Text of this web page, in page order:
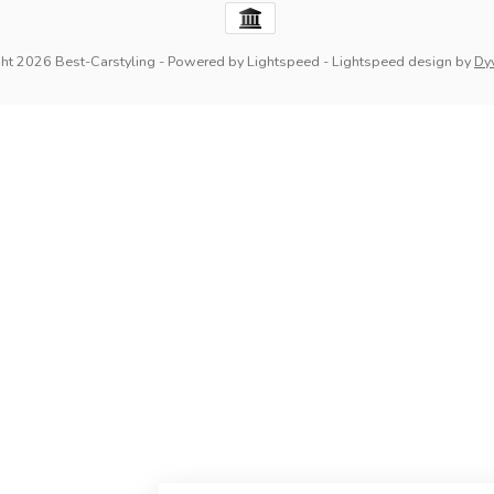
2026 Best-Carstyling - Powered by Lightspeed - Lightspeed design by